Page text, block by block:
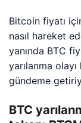
Bitcoin fiyatı
nasıl hareket
yanında BTC
yarılanma olayı
gündeme
BTC